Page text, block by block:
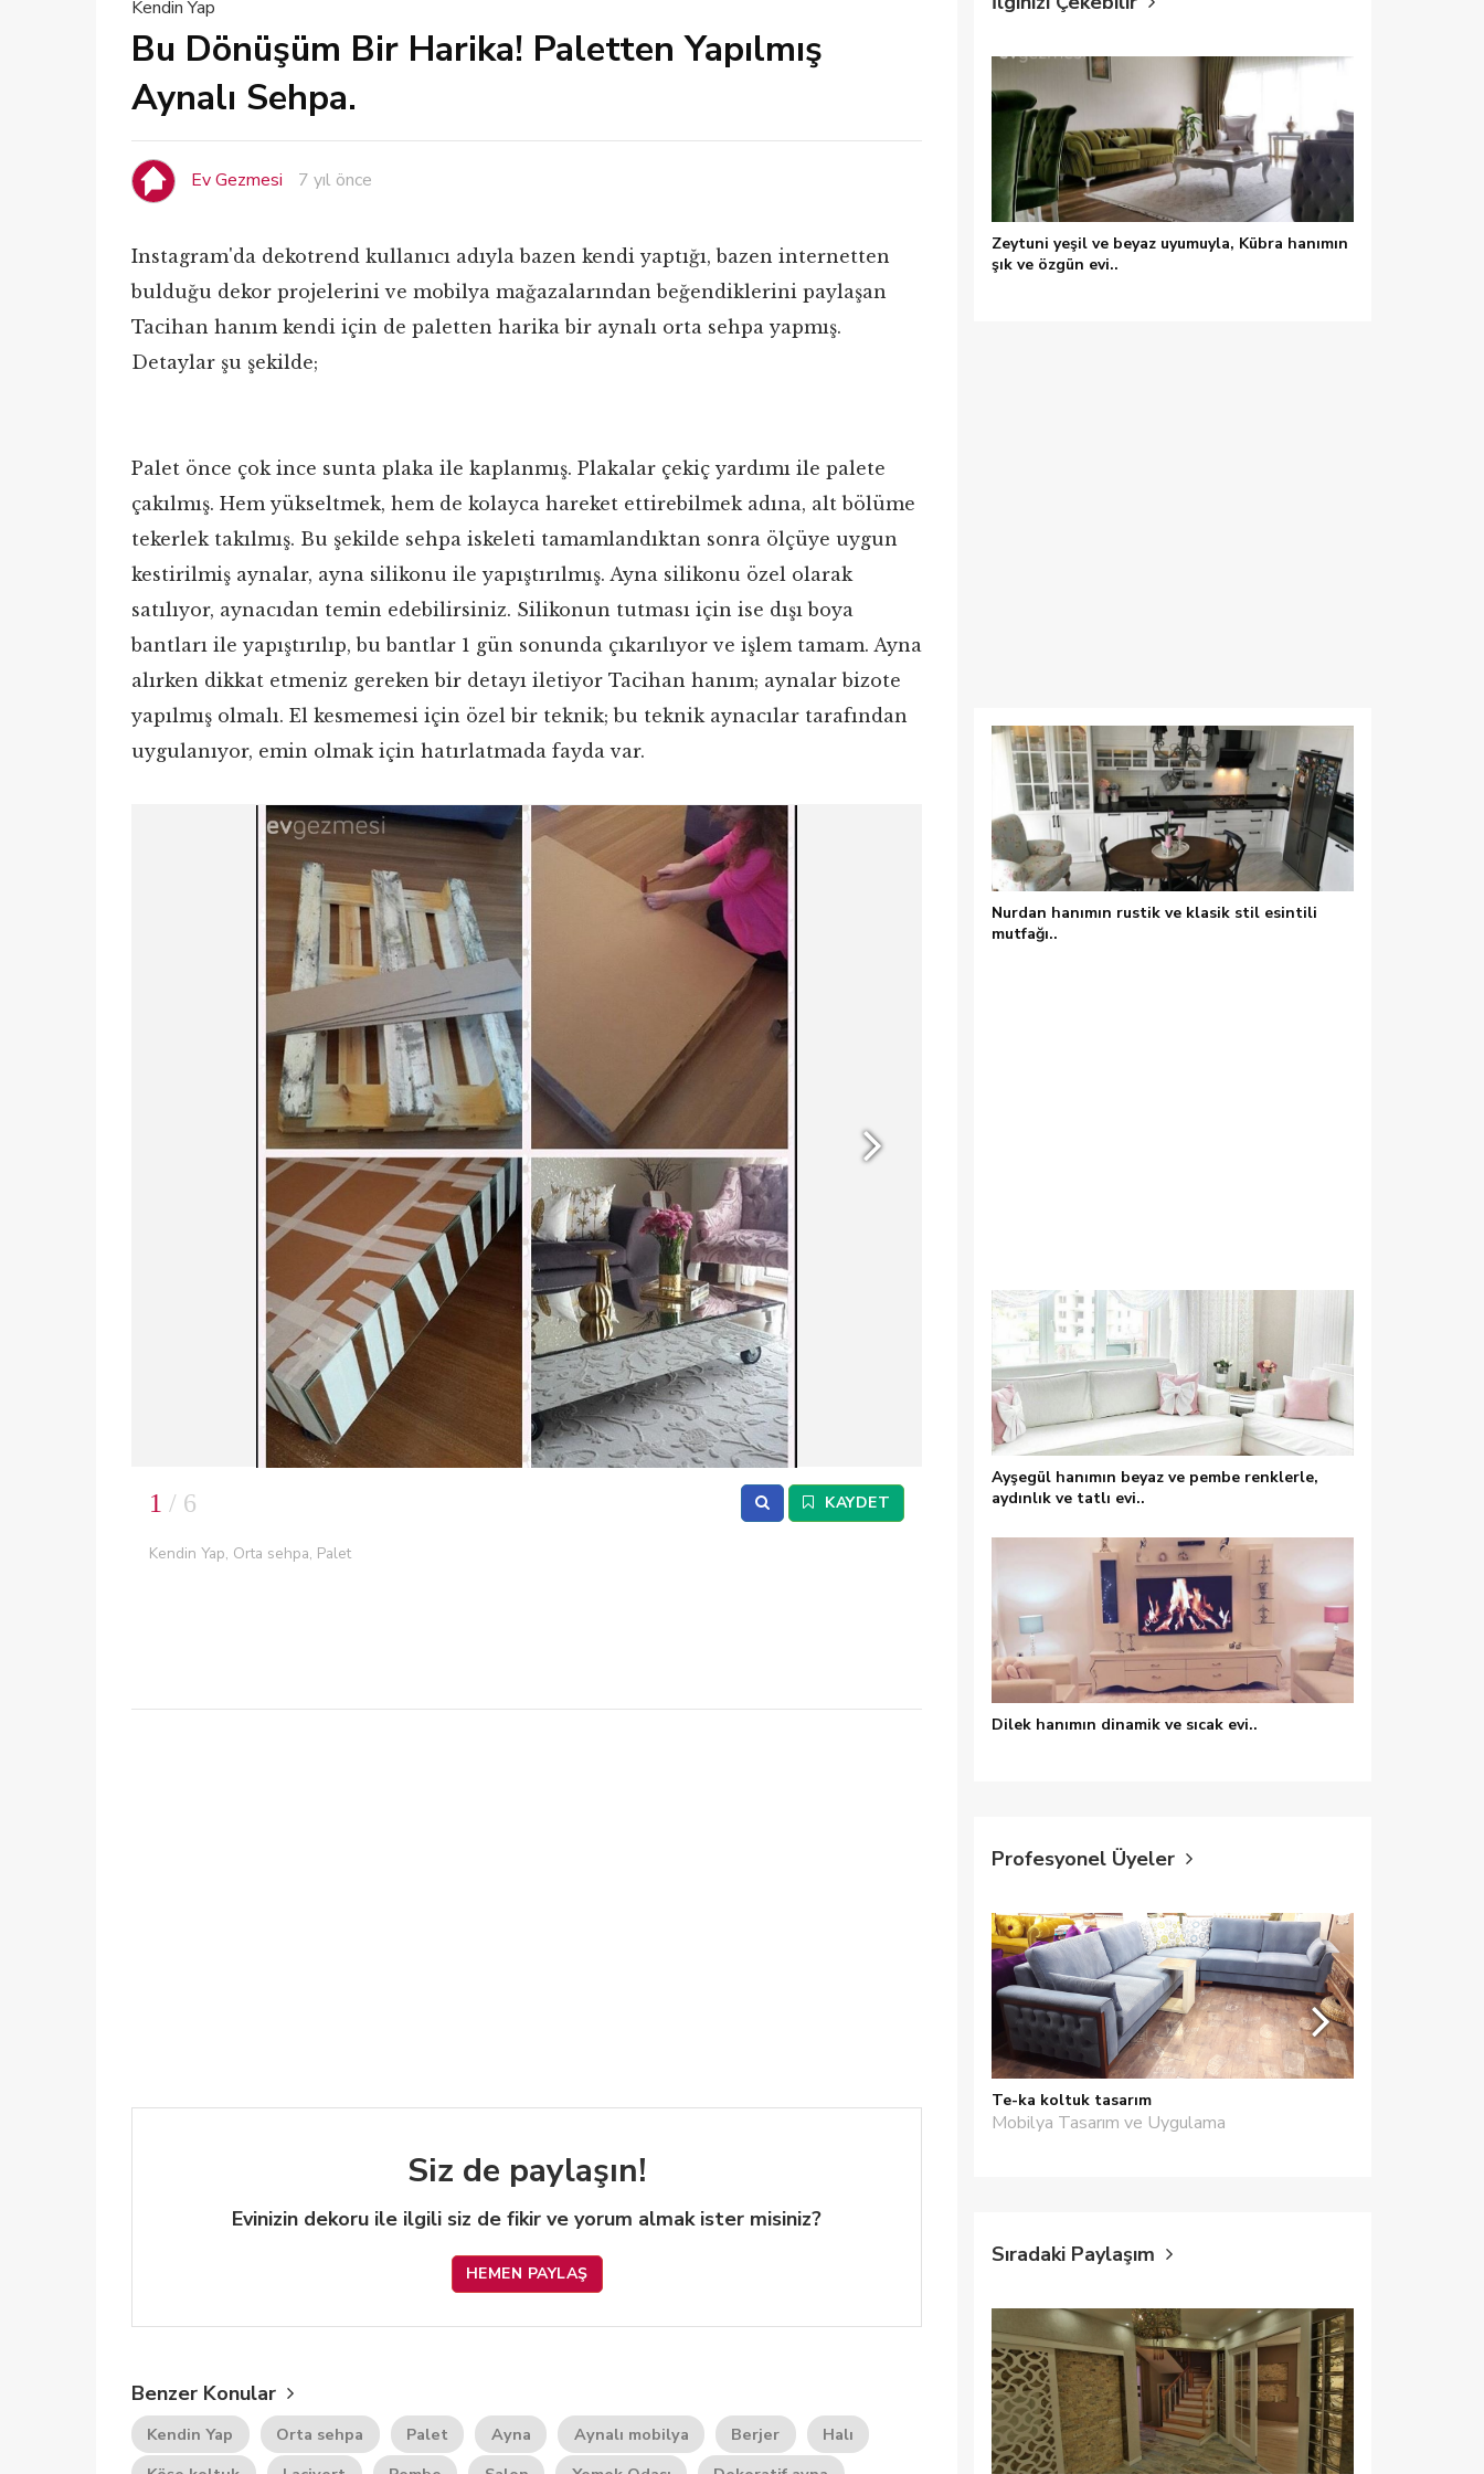
Kendin Yap
Bu Dönüşüm Bir Harika! Paletten Yapılmış
Aynalı Sehpa.
Ev Gezmesi 7 yıl önce
Instagram'da dekotrend kullanıcı adıyla bazen kendi yaptığı, bazen internetten
bulduğu dekor projelerini ve mobilya mağazalarından beğendiklerini paylaşan
Tacihan hanım kendi için de paletten harika bir aynalı orta sehpa yapmış.
Detaylar şu şekilde;
Palet önce çok ince sunta plaka ile kaplanmış. Plakalar çekiç yardımı ile palete
çakılmış. Hem yükseltmek, hem de kolayca hareket ettirebilmek adına, alt bölüme
tekerlek takılmış. Bu şekilde sehpa iskeleti tamamlandıktan sonra ölçüye uygun
kestirilmiş aynalar, ayna silikonu ile yapıştırılmış. Ayna silikonu özel olarak
satılıyor, aynacıdan temin edebilirsiniz. Silikonun tutması için ise dışı boya
bantları ile yapıştırılıp, bu bantlar 1 gün sonunda çıkarılıyor ve işlem tamam. Ayna
alırken dikkat etmeniz gereken bir detayı iletiyor Tacihan hanım; aynalar bizote
yapılmış olmalı. El kesmemesi için özel bir teknik; bu teknik aynacılar tarafından
uygulanıyor, emin olmak için hatırlatmada fayda var.
1 / 6 KAYDET
Kendin Yap, Orta sehpa, Palet Salonun havasını tamamen değiştirmiş, çok şık bir orta
Ayna, Kendin Yap, Orta sehpa, Palet, Aynalı mobilya
Siz de paylaşın!
Evinizin dekoru ile ilgili siz de fikir ve yorum almak ister misiniz?
HEMEN PAYLAŞ
Benzer Konular
Kendin Yap Orta sehpa Palet Ayna Aynalı mobilya Berjer
Halı
Zeytuni yeşil ve beyaz uyumuyla, Kübra hanımın
şık ve özgün evi..
Nurdan hanımın rustik ve klasik stil esintili
mutfağı..
Ayşegül hanımın beyaz ve pembe renklerle,
aydınlık ve tatlı evi..
Dilek hanımın dinamik ve sıcak evi..
Profesyonel Üyeler
Te-ka koltuk tasarım
Mobilya Tasarım ve Uygulama
Sıradaki Paylaşım